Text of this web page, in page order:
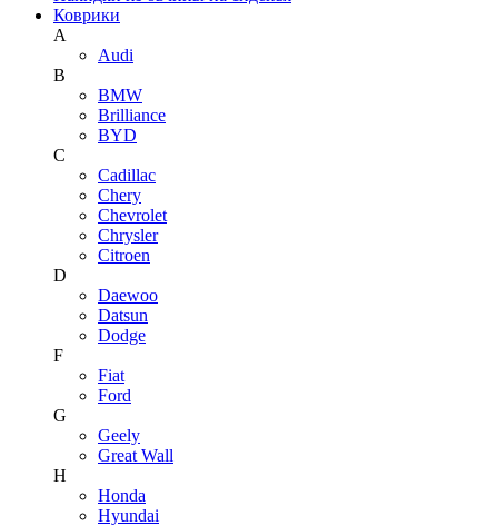
Коврики
A
Audi
B
BMW
Brilliance
BYD
C
Cadillac
Chery
Chevrolet
Chrysler
Citroen
D
Daewoo
Datsun
Dodge
F
Fiat
Ford
G
Geely
Great Wall
H
Honda
Hyundai